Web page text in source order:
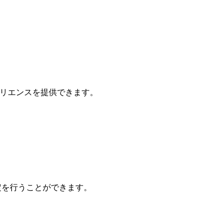
ンスを提供できます。
行うことができます。